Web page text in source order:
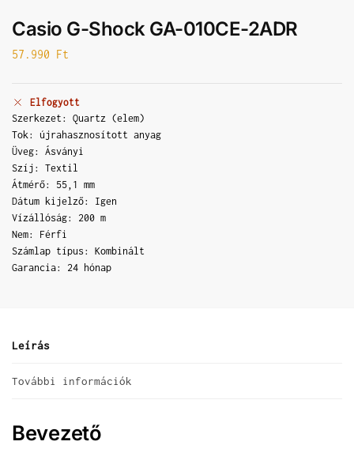
Casio G-Shock GA-010CE-2ADR
57.990 Ft
Elfogyott
Szerkezet: Quartz (elem)
Tok: újrahasznosított anyag
Üveg: Ásványi
Szíj: Textil
Átmérő: 55,1 mm
Dátum kijelző: Igen
Vízállóság: 200 m
Nem: Férfi
Számlap típus: Kombinált
Garancia: 24 hónap
Leírás
További információk
Bevezető